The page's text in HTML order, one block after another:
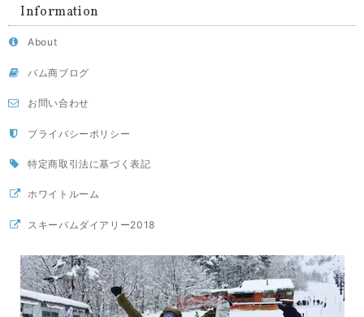
Information
About
バム商ブログ
お問い合わせ
プライバシーポリシー
特定商取引法に基づく表記
ホワイトルーム
スキーバムダイアリー2018